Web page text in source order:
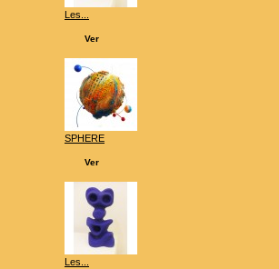
Les...
Ver
SPHERE
Ver
Les...